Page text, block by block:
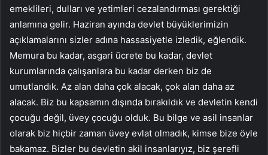
emeklileri, dulları ve yetimleri cezalandırması gerektiği
anlamına gelir. Haziran ayında devlet büyüklerimizin
açıklamalarını sizler adına hassasiyetle izledik, eğlendik.
Memura bu kadar, asgari ücrete bu kadar, devlet
kurumlarında çalışanlara bu kadar derken biz de
umutlandık. Az alan daha çok alacak, çok alan daha az
alacak. Biz bu kapsamın dışında bırakıldık ve devletin kendi
çocuğu değil, üvey çocuğu olduk. Bu bilge ve asil insanlar
olarak biz hiçbir zaman üvey evlat olmadık, kimse bize öyle
bakamaz. Bizler bu devletin akil insanlarıyız, biz şerefli